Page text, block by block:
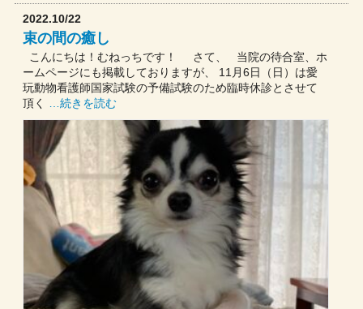
束の間の癒し
こんにちは！むねっちです！ さて、 当院の待合室、ホ
ームページにも掲載しておりますが、 11月6日（日）は愛
玩動物看護師国家試験の予備試験のため臨時休診とさせて
頂く
…続きを読む
2022.10/22